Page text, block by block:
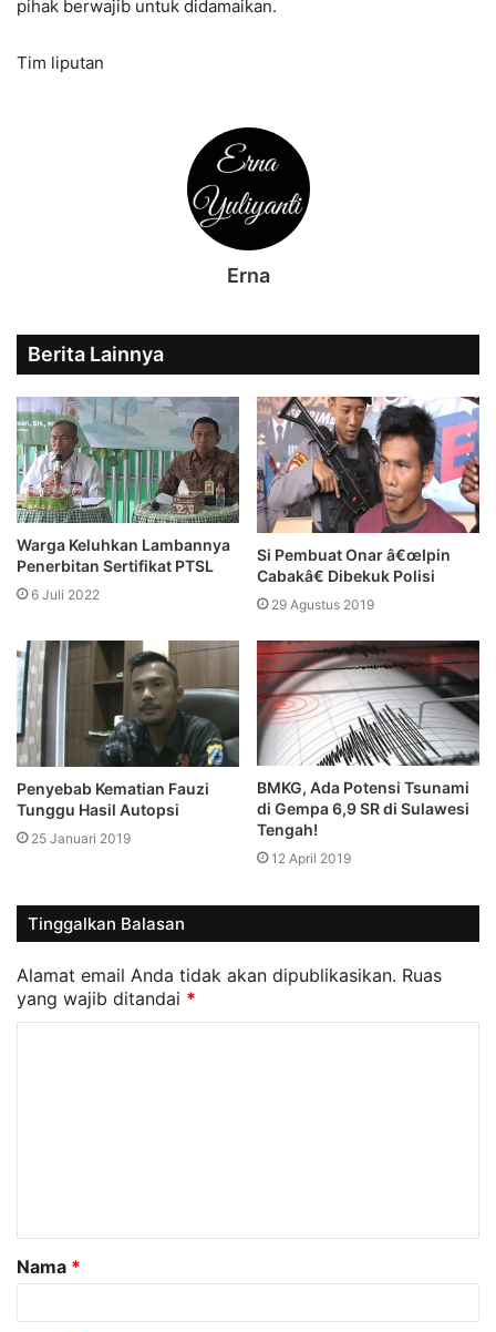
pihak berwajib untuk didamaikan.
Tim liputan
Erna
Berita Lainnya
Warga Keluhkan Lambannya
Penerbitan Sertifikat PTSL
6 Juli 2022
Si Pembuat Onar â€œIpin
Cabakâ€ Dibekuk Polisi
29 Agustus 2019
Penyebab Kematian Fauzi
Tunggu Hasil Autopsi
25 Januari 2019
BMKG, Ada Potensi Tsunami
di Gempa 6,9 SR di Sulawesi
Tengah!
12 April 2019
Tinggalkan Balasan
Alamat email Anda tidak akan dipublikasikan. Ruas
yang wajib ditandai *
a
r
Nama *